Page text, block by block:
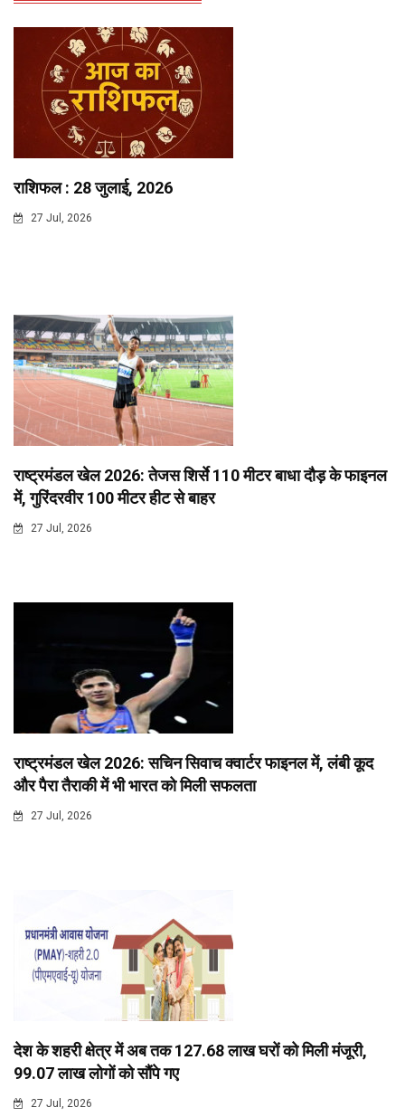
राशिफल : 28 जुलाई, 2026
27 Jul, 2026
राष्ट्रमंडल खेल 2026: तेजस शिर्से 110 मीटर बाधा दौड़ के फाइनल
में, गुरिंदरवीर 100 मीटर हीट से बाहर
27 Jul, 2026
राष्ट्रमंडल खेल 2026: सचिन सिवाच क्वार्टर फाइनल में, लंबी कूद
और पैरा तैराकी में भी भारत को मिली सफलता
27 Jul, 2026
देश के शहरी क्षेत्र में अब तक 127.68 लाख घरों को मिली मंजूरी,
99.07 लाख लोगों को सौंपे गए
27 Jul, 2026